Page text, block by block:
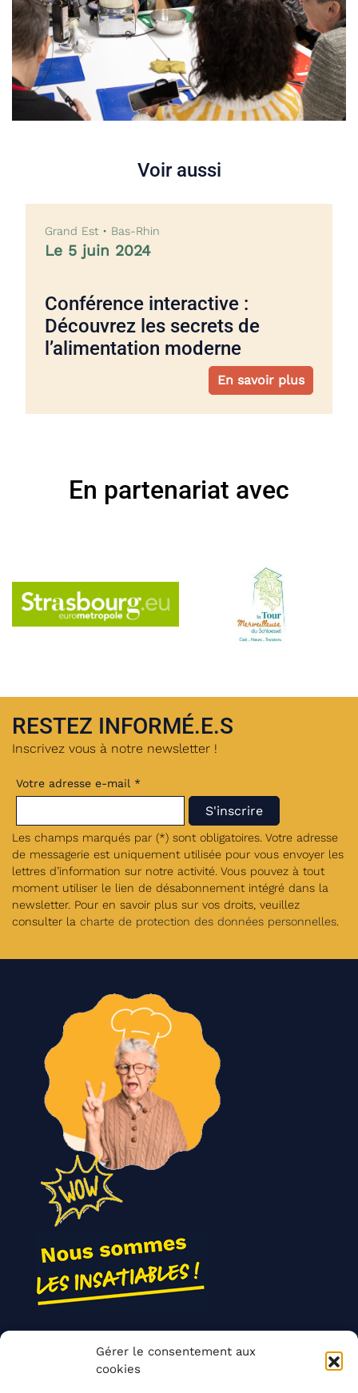
Gérer le consentement aux
cookies
Voir aussi
Grand Est • Bas-Rhin
Le 5 juin 2024
Conférence interactive :
Découvrez les secrets de
l’alimentation moderne
En savoir plus
En partenariat avec
RESTEZ INFORMÉ.E.S
Inscrivez vous à notre newsletter !
Votre adresse e-mail *
Les champs marqués par (*) sont obligatoires. Votre adresse
de messagerie est uniquement utilisée pour vous envoyer les
lettres d’information sur notre activité. Vous pouvez à tout
moment utiliser le lien de désabonnement intégré dans la
newsletter. Pour en savoir plus sur vos droits, veuillez
consulter la charte de protection des données personnelles